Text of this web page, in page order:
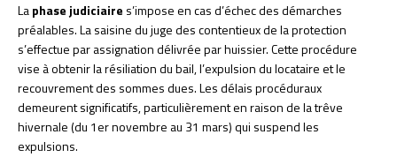
Laphase judiciaire s’impose en cas d’échec des démarches
préalables. La saisine du juge des contentieux de la protection
s’effectue par assignation délivrée par huissier. Cette procédure
vise à obtenir la résiliation du bail, l’expulsion du locataire et le
recouvrement des sommes dues. Les délais procéduraux
demeurent significatifs, particulièrement en raison de la trêve
hivernale (du 1er novembre au 31 mars) qui suspend les
expulsions.